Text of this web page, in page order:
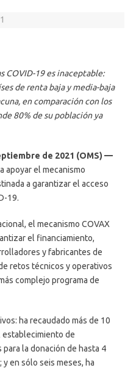
COVID-19 es inaceptable:
de renta baja y media-baja
en comparación con los
80% de su población ya
de 2021 (OMS) —
apoyar el mecanismo
a garantizar el acceso
19.
el mecanismo COVAX
el financiamiento,
y fabricantes de
retos técnicos y operativos
complejo programa de
ha recaudado más de 10
establecimiento de
la donación de hasta 4
en sólo seis meses, ha